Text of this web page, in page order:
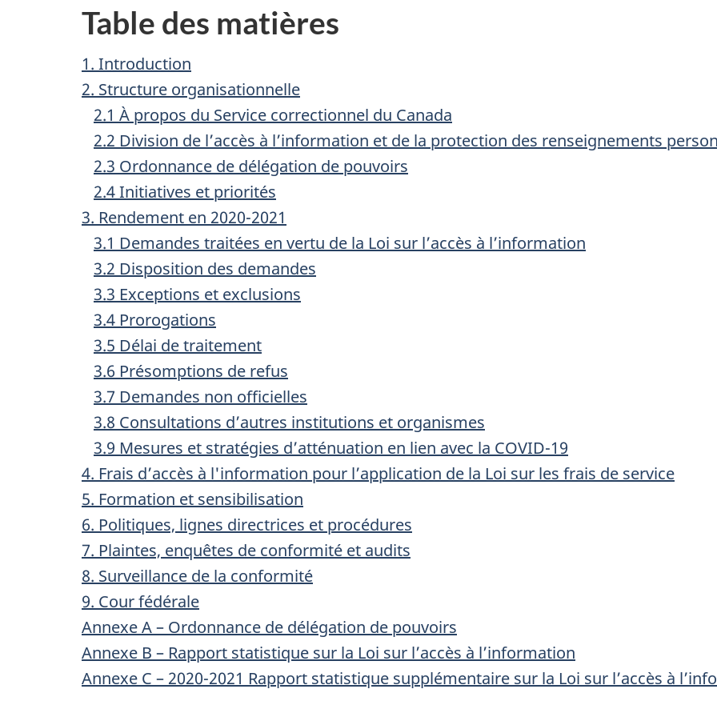
Table des matières
1. Introduction
2. Structure organisationnelle
2.1 À propos du Service correctionnel du Canada
2.2 Division de l’accès à l’information et de la protection des renseignements
2.3 Ordonnance de délégation de pouvoirs
2.4 Initiatives et priorités
3. Rendement en 2020-2021
3.1 Demandes traitées en vertu de la Loi sur l’accès à l’information
3.2 Disposition des demandes
3.3 Exceptions et exclusions
3.4 Prorogations
3.5 Délai de traitement
3.6 Présomptions de refus
3.7 Demandes non officielles
3.8 Consultations d’autres institutions et organismes
3.9 Mesures et stratégies d’atténuation en lien avec la COVID-19
4. Frais d’accès à l'information pour l’application de la Loi sur les frais de service
5. Formation et sensibilisation
6. Politiques, lignes directrices et procédures
7. Plaintes, enquêtes de conformité et audits
8. Surveillance de la conformité
9. Cour fédérale
Annexe A – Ordonnance de délégation de pouvoirs
Annexe B – Rapport statistique sur la Loi sur l’accès à l’information
Annexe C – 2020-2021 Rapport statistique supplémentaire sur la Loi sur l’accès à